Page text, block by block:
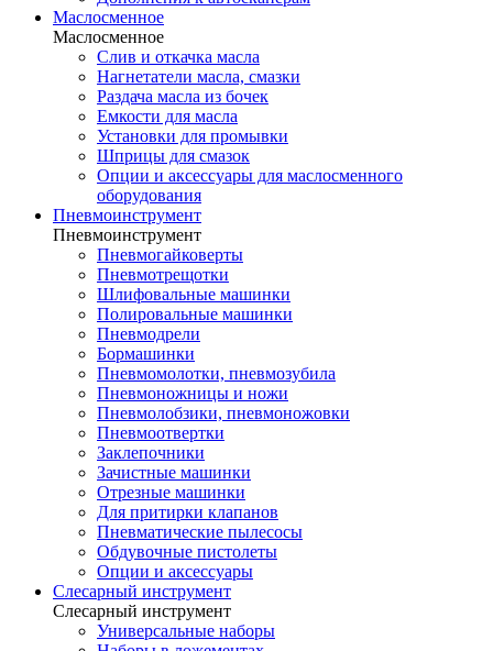
Маслосменное
Маслосменное
Слив и откачка масла
Нагнетатели масла, смазки
Раздача масла из бочек
Емкости для масла
Установки для промывки
Шприцы для смазок
Опции и аксессуары для маслосменного
оборудования
Пневмоинструмент
Пневмоинструмент
Пневмогайковерты
Пневмотрещотки
Шлифовальные машинки
Полировальные машинки
Пневмодрели
Бормашинки
Пневмомолотки, пневмозубила
Пневмоножницы и ножи
Пневмолобзики, пневмоножовки
Пневмоотвертки
Заклепочники
Зачистные машинки
Отрезные машинки
Для притирки клапанов
Пневматические пылесосы
Обдувочные пистолеты
Опции и аксессуары
Слесарный инструмент
Слесарный инструмент
Универсальные наборы